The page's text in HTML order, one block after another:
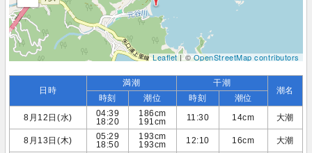
Leaflet| ©OpenStreetMap contributors
日時
満潮 干潮
潮名
時刻 潮位 時刻
潮位
8月12日(水)
04:39
18:20
186cm
191cm
11:30 14cm 大潮
8月13日(木)
05:29
18:50
193cm
193cm
12:10 16cm 大潮